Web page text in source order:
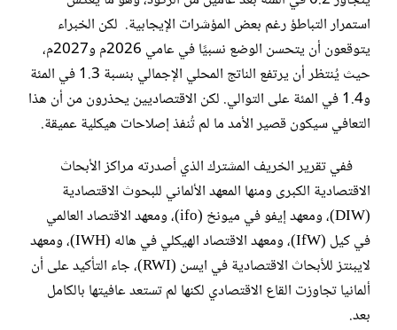
استمرار التباطؤ رغم بعض المؤشرات الإيجابية. لكن الخبراء
يتوقعون أن يتحسن الوضع نسبيًا في عامي 2026م و2027م،
حيث يُنتظر أن يرتفع الناتج المحلي الإجمالي بنسبة 1.3 في المئة
و1.4 في المئة على التوالي. لكن الاقتصاديين يحذرون من أن هذا
التعافي سيكون قصير الأمد ما لم تُنفذ إصلاحات هيكلية عميقة.
ففي تقرير الخريف المشترك الذي أصدرته مراكز الأبحاث
الاقتصادية الكبرى ومنها المعهد الألماني للبحوث الاقتصادية
(DIW)، ومعهد إيفو في ميونخ (ifo)، ومعهد الاقتصاد العالمي
في كيل (IfW)، ومعهد الاقتصاد الهيكلي في هاله (IWH)، ومعهد
لايبنتز للأبحاث الاقتصادية في ايسن (RWI)، جاء التأكيد على أن
ألمانيا تجاوزت القاع الاقتصادي لكنها لم تستعد عافيتها بالكامل
بعد.